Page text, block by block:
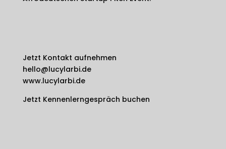
Jetzt Kontakt aufnehmen
hello@lucylarbi.de
www.lucylarbi.de
Jetzt Kennenlerngespräch buchen